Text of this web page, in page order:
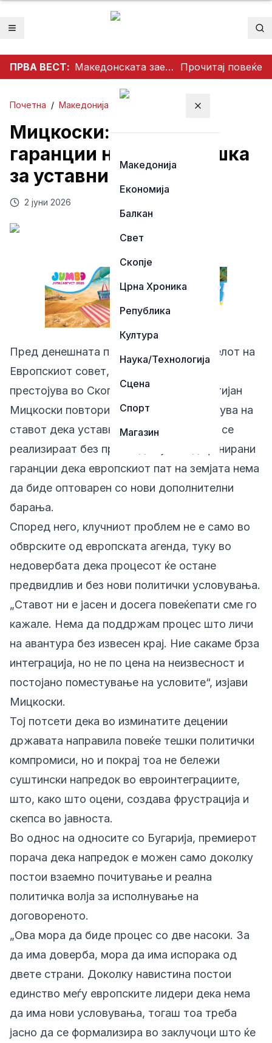
Отвори мени
ПРВА ВЕСТ: Македонската заедница во Австралија ја одбележа Света Петка – торжествена прослава во Сиднеј Прочитај повеќе
Затвори мени
Македонија
Економија
Балкан
Свет
Скопје
Црна Хроника
Република
Култура
Наука/Технологија
Сцена
Спорт
Магазин
Почетна / Македонија
Мицкоски: Без јасни
гаранции нема поддршка
за уставни измени
2 јуни 2026
Пред денешната посета на претседателот на
Европскиот совет, Антонио Кошта, кој
престојува во Скопје, премиерот Христијан
Мицкоски повтори дека Владата останува на
ставот дека уставните измени нема да се
реализираат без претходно јасно дефинирани
гаранции дека европскиот пат на земјата нема
да биде оптоварен со нови дополнителни
барања.
Според него, клучниот проблем не е само во
обврските од европската агенда, туку во
недовербата дека процесот ќе остане
предвидлив и без нови политички условувања.
„Ставот ни е јасен и досега повеќепати сме го
кажале. Нема да поддржам процес што личи
на авантура без извесен крај. Ние сакаме брза
интеграција, но не по цена на неизвесност и
постојано поместување на условите“, изјави
Мицкоски.
Тој потсети дека во изминатите децении
државата направила повеќе тешки политички
компромиси, но и покрај тоа не бележи
суштински напредок во евроинтеграциите,
што, како што оцени, создава фрустрација и
скепса во јавноста.
Во однос на односите со Бугарија, премиерот
порача дека напредок е можен само доколку
постои взаемно почитување и реална
политичка волја за исполнување на
договореното.
„Ова мора да биде процес со две насоки. За
да има доверба, мора да има испорака од
двете страни. Доколку навистина постои
единство меѓу европските лидери дека нема
да има нови условувања, тогаш тоа треба
јасно да се формализира во заклучоци што ќе